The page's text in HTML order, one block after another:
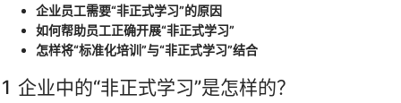
企业员工需要“非正式学习”的原因
如何帮助员工正确开展“非正式学习”
怎样将“标准化培训”与“非正式学习”结合
1 企业中的“非正式学习”是怎样的？